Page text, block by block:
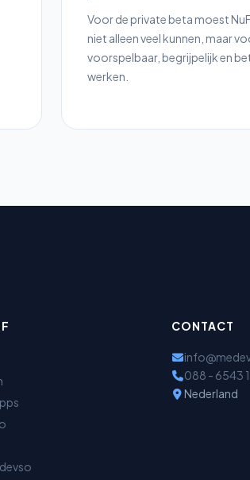
Voor de private beta moest
niet alleen veel kunnen, maar
voorspelbaar, begrijpelijk en
werken.
CONTACT
088 - 6543
Nederland